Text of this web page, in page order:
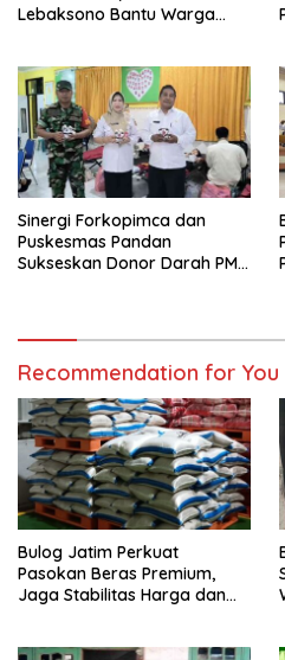
Lebaksono Bantu Warga
Sinergi Forkopimca dan
Puskesmas Pandan
Sukseskan Donor Darah PMI
Recommendation for You
Bulog Jatim Perkuat
Pasokan Beras Premium,
Jaga Stabilitas Harga dan